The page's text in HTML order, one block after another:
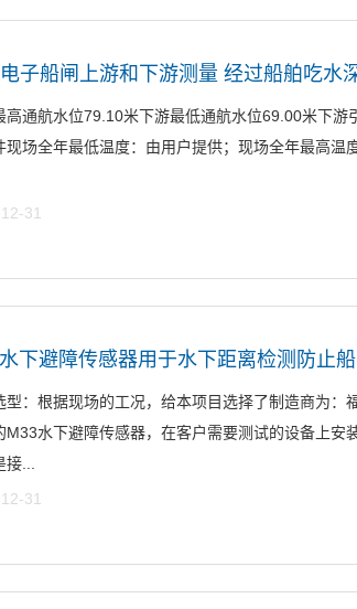
子船闸上游和下游测量 经过船舶吃水
高通航水位79.10米下游最低通航水位69.00米下游
现场全年最低温度：由用户提供；现场全年最高温
31
下避障传感器用于水下距离检测防止
型：根据现场的工况，给本项目选择了制造商为：
M33水下避障传感器，在客户需要测试的设备上安
...
31